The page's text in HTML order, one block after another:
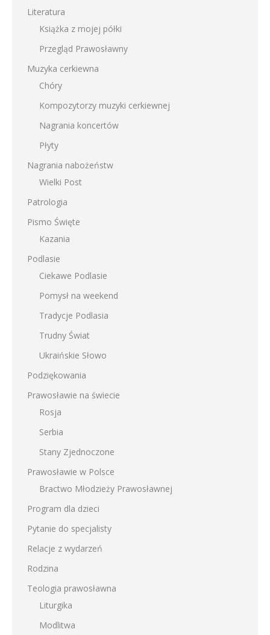
Literatura
Książka z mojej półki
Przegląd Prawosławny
Muzyka cerkiewna
Chóry
Kompozytorzy muzyki cerkiewnej
Nagrania koncertów
Płyty
Nagrania nabożeństw
Wielki Post
Patrologia
Pismo Święte
Kazania
Podlasie
Ciekawe Podlasie
Pomysł na weekend
Tradycje Podlasia
Trudny Świat
Ukraińskie Słowo
Podziękowania
Prawosławie na świecie
Rosja
Serbia
Stany Zjednoczone
Prawosławie w Polsce
Bractwo Młodzieży Prawosławnej
Program dla dzieci
Pytanie do specjalisty
Relacje z wydarzeń
Rodzina
Teologia prawosławna
Liturgika
Modlitwa